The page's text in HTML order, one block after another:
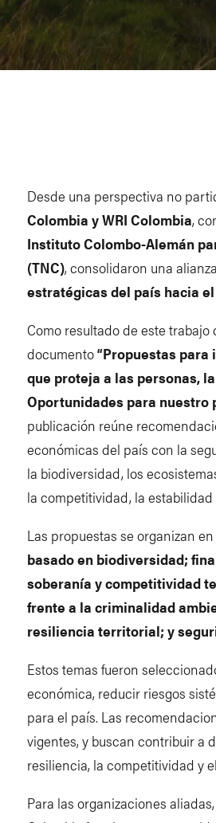
Desde una perspectiva no
Colombia y WRI Colombia,
Instituto Colombo-Alemán
(TNC), consolidaron una
estratégicas del país hacia
Como resultado de este
documento“Propuestas para
que proteja a las personas,
Oportunidades para nuestro
publicación reúne
económicas del país con la
la biodiversidad, los
la competitividad, la
Las propuestas se organizan
basado en biodiversidad;
soberanía y competitividad
frente a la criminalidad
resiliencia territorial; y
Estos temas fueron
económica, reducir riesgos
para el país. Las
vigentes, y buscan contribuir a
resiliencia, la competitividad y
Para las organizaciones